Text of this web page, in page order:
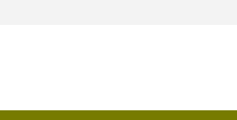
inhoud